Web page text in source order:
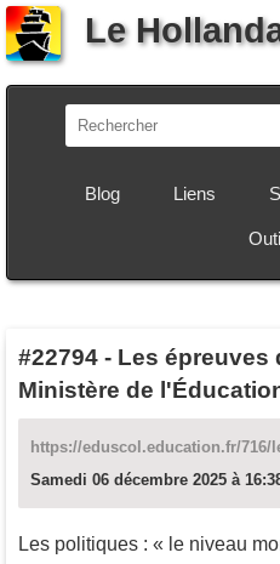
Le
Blog Liens
#22794 - Les épreuves
Ministère de
https://eduscol.education.fr/716/
Samedi 06 décembre 2025 à
Les politiques : « le niveau